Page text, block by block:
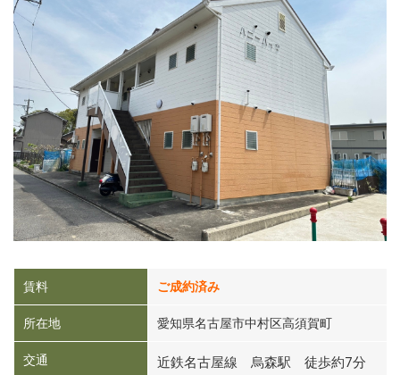
賃料 ご成約済み
所在地 愛知県名古屋市中村区高須賀町
交通 近鉄名古屋線 烏森駅 徒歩約7分